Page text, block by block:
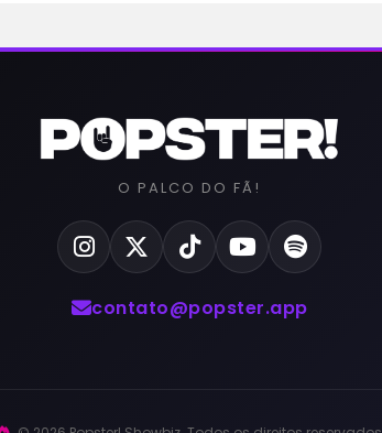
O PALCO DO FÃ!
contato@popster.app